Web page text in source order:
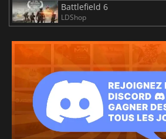
Battlefield 6
LDShop